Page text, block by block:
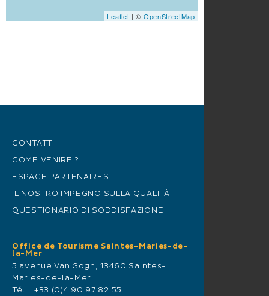
Leaflet | © OpenStreetMap
CONTATTI
COME VENIRE ?
ESPACE PARTENAIRES
IL NOSTRO IMPEGNO SULLA QUALITÀ
QUESTIONARIO DI SODDISFAZIONE
Office de Tourisme Saintes-Maries-de-
la-Mer
5 avenue Van Gogh, 13460 Saintes-
Maries-de-la-Mer
Tél. : +33 (0)4 90 97 82 55